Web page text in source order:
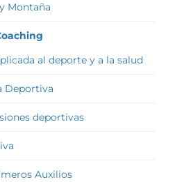
Montaña
al deporte y a la salud
Deportiva
deportivas
Auxilios